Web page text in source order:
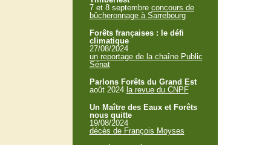
7 et 8 septembre concours de
bûcheronnage à Sarrebourg
Forêts françaises : le défi
climatique
27/08/2024
un reportage de la chaîne Public
Sénat
Parlons Forêts du Grand Est
août 2024 la revue du CNPF
Un Maître des Eaux et Forêts
nous quitte
19/08/2024
décès de François Moyses